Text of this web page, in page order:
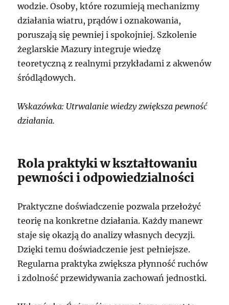
wodzie. Osoby, które rozumieją mechanizmy
działania wiatru, prądów i oznakowania,
poruszają się pewniej i spokojniej. Szkolenie
żeglarskie Mazury integruje wiedzę
teoretyczną z realnymi przykładami z akwenów
śródlądowych.
Wskazówka: Utrwalanie wiedzy zwiększa pewność
działania.
Rola praktyki w kształtowaniu
pewności i odpowiedzialności
Praktyczne doświadczenie pozwala przełożyć
teorię na konkretne działania. Każdy manewr
staje się okazją do analizy własnych decyzji.
Dzięki temu doświadczenie jest pełniejsze.
Regularna praktyka zwiększa płynność ruchów
i zdolność przewidywania zachowań jednostki.